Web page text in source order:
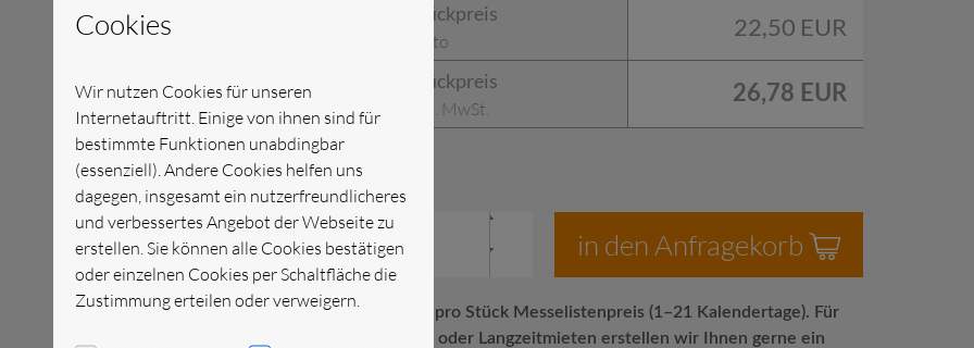
Stückpreis
netto 22,50 EUR
Stückpreis
inkl. MwSt.
26,78 EUR
in den Anfragekorb
Preis pro Stück Messelistenpreis (1–21 Kalendertage). Für
Kurz- oder Langzeitmieten erstellen wir Ihnen gerne ein
Cookies
Wir nutzen Cookies für unseren
Internetauftritt. Einige von ihnen sind für
bestimmte Funktionen unabdingbar
(essenziell). Andere Cookies helfen uns
dagegen, insgesamt ein nutzerfreundlicheres
und verbessertes Angebot der Webseite zu
erstellen. Sie können alle Cookies bestätigen
oder einzelnen Cookies per Schaltfläche die
Zustimmung erteilen oder verweigern.